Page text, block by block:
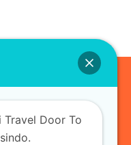
Travel Door To